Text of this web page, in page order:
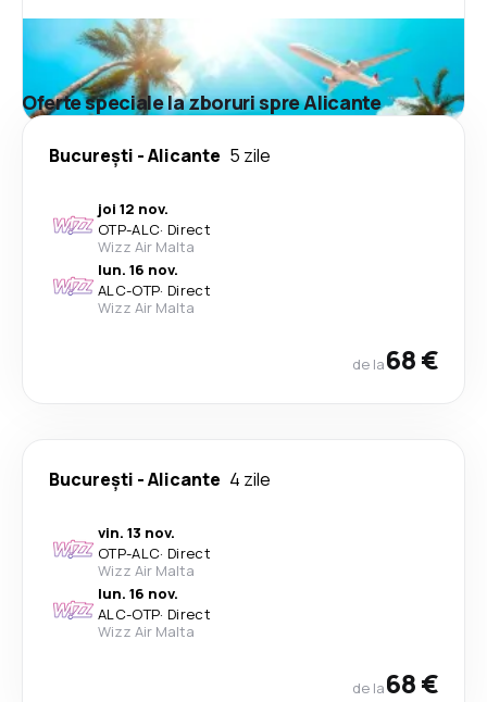
Oferte speciale la zboruri spre Alicante
București -Alicante 5 zile
joi 12 nov.
OTP-ALC· Direct
Wizz Air Malta
lun. 16 nov.
ALC-OTP· Direct
Wizz Air Malta
de la68 €
București -Alicante 4 zile
vin. 13 nov.
OTP-ALC· Direct
Wizz Air Malta
lun. 16 nov.
ALC-OTP· Direct
Wizz Air Malta
de la68 €